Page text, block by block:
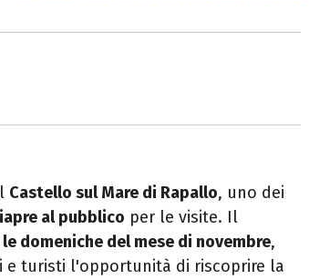
Castello sul Mare di Rapallo, uno dei
al pubblico per le visite. Il
domeniche del mese di novembre,
e turisti l'opportunità di riscoprire la